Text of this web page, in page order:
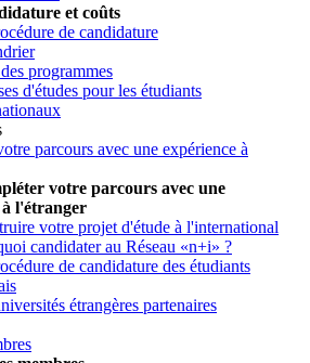
et coûts
de candidature
programmes
d'études pour les étudiants
parcours avec une expérience à
votre parcours avec une
à l'étranger
votre projet d'étude à l'international
candidater au Réseau «n+i» ?
de candidature des étudiants
étrangères partenaires